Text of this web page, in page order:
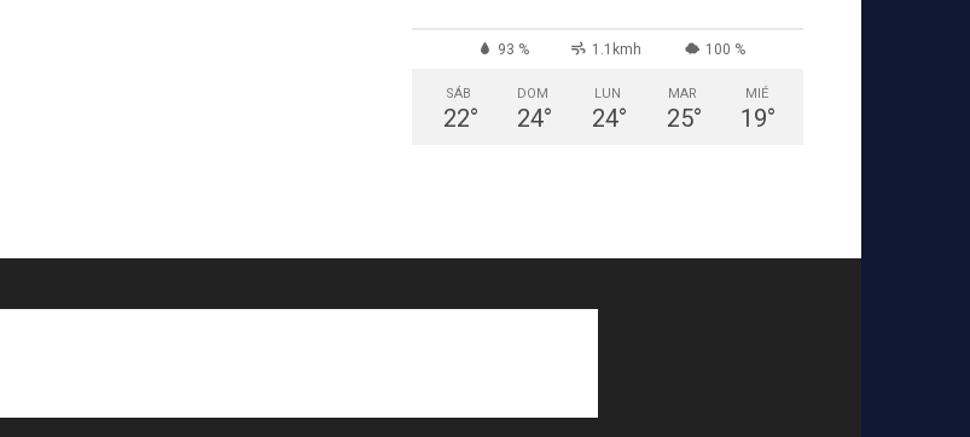
93 % 1.1kmh 100 %
SÁB
22°
DOM
24°
LUN
24°
MAR
25°
MIÉ
19°